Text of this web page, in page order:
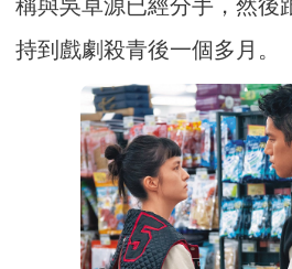
稱與吳卓源已經分手，然後
持到戲劇殺青後一個多月。